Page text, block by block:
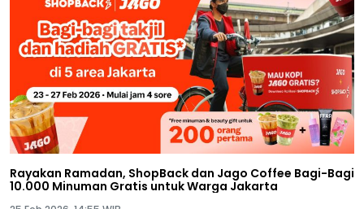
Rayakan Ramadan, ShopBack dan Jago Coffee Bagi-Bagi
10.000 Minuman Gratis untuk Warga Jakarta